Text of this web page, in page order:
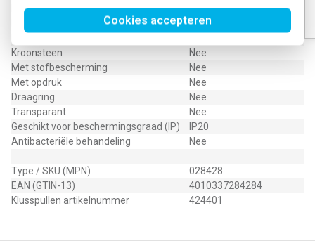
Cookies accepteren
Materiaal
Kunststof
Bevestiging met schroef
Kroonsteen
Nee
Met stofbescherming
Nee
Met opdruk
Nee
Draagring
Nee
Transparant
Nee
Geschikt voor beschermingsgraad (IP)
IP20
Antibacteriële behandeling
Nee
Type / SKU (MPN)
028428
EAN (GTIN-13)
4010337284284
Klusspullen artikelnummer
424401